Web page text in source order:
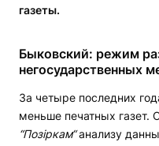
газеты.
Быковский: режим
негосударственных
За четыре последних
меньше печатных газет.
“Позіркам“анализу